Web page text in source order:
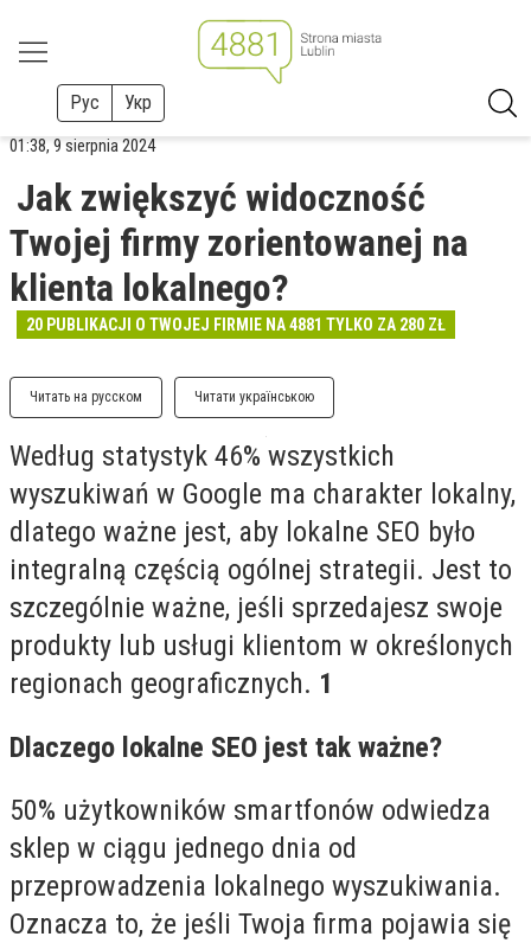
Рус Укр
01:38, 9 sierpnia 2024
Jak zwiększyć widoczność
Twojej firmy zorientowanej na
klienta lokalnego?
20 PUBLIKACJI O TWOJEJ FIRMIE NA 4881 TYLKO ZA 280 ZŁ
Читать на русском Читати українською
Według statystyk 46% wszystkich
wyszukiwań w Google ma charakter lokalny,
dlatego ważne jest, aby lokalne SEO było
integralną częścią ogólnej strategii. Jest to
szczególnie ważne, jeśli sprzedajesz swoje
produkty lub usługi klientom w określonych
regionach geograficznych. 1
Dlaczego lokalne SEO jest tak ważne?
50% użytkowników smartfonów odwiedza
sklep w ciągu jednego dnia od
przeprowadzenia lokalnego wyszukiwania.
Oznacza to, że jeśli Twoja firma pojawia się